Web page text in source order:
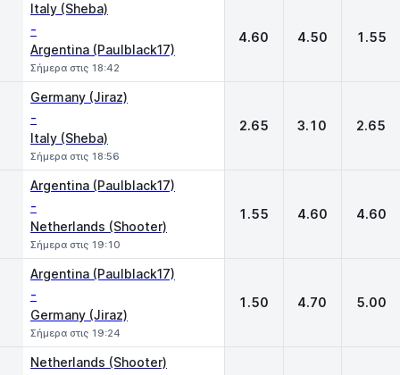
Italy (Sheba)
-
Argentina (Paulblack17)
Σήμερα στις 18:42
4.60 4.50 1.55
Germany (Jiraz)
-
Italy (Sheba)
Σήμερα στις 18:56
2.65 3.10 2.65
Argentina (Paulblack17)
-
Netherlands (Shooter)
Σήμερα στις 19:10
1.55 4.60 4.60
Argentina (Paulblack17)
-
Germany (Jiraz)
Σήμερα στις 19:24
1.50 4.70 5.00
Netherlands (Shooter)